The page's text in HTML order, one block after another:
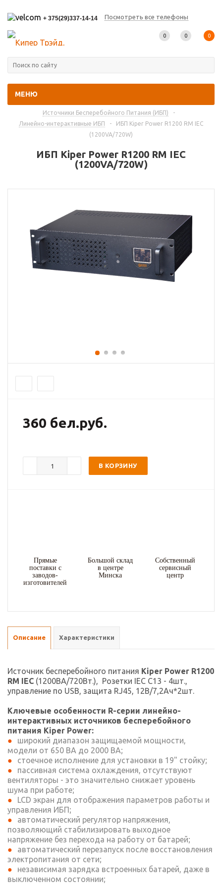
+ 375(29)337-14-14 Посмотреть все телефоны
МЕНЮ
0 0 0
Источники Бесперебойного Питания (ИБП)
-
Линейно-интерактивные ИБП
-
ИБП Kiper Power R1200 RM IEC
(1200VA/720W)
ИБП Kiper Power R1200 RM IEC
(1200VA/720W)
360 бел.руб.
В КОРЗИНУ
Прямые
поставки с
заводов-
изготовителей
Большой склад
в центре
Минска
Собственный
сервисный
центр
Описание Характеристики
Источник бесперебойного питания Kiper Power R1200
RM IEC (1200ВА/720Вт.), Розетки IEC C13 - 4шт.,
управление по USB, защита RJ45, 12В/7,2Ач*2шт.
Ключевые особенности R-серии линейно-
интерактивных источников бесперебойного
питания Kiper Power:
широкий диапазон защищаемой мощности,
модели от 650 ВА до 2000 ВА;
стоечное исполнение для установки в 19" стойку;
пассивная система охлаждения, отсутствуют
вентиляторы - это значительно снижает уровень
шума при работе;
LCD экран для отображения параметров работы и
управления ИБП;
автоматический регулятор напряжения,
позволяющий стабилизировать выходное
напряжение без перехода на работу от батарей;
автоматический перезапуск после восстановления
электропитания от сети;
независимая зарядка встроенных батарей, даже в
выключенном состоянии;